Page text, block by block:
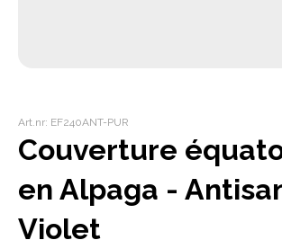
Art.nr: EF240ANT-PUR
Couverture
en Alpaga -
Violet